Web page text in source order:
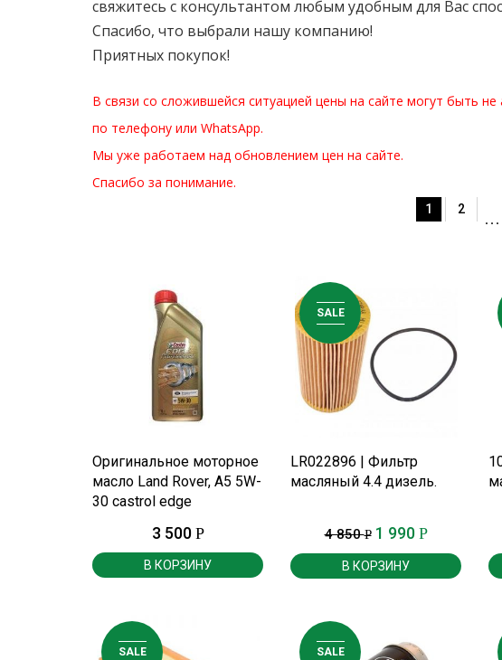
свяжитесь с консультантом любым удобным для Вас
Спасибо, что выбрали нашу компанию!
Приятных покупок!
В связи со сложившейся ситуацией цены на сайте могут быть
по телефону или WhatsApp.
Мы уже работаем над обновлением цен на сайте.
Спасибо за понимание.
1 2 …
ПОДРОБНЕЕ
Оригинальное моторное
масло Land Rover, A5 5W-
30 castrol edge
3 500 Р
В КОРЗИНУ
SALE
ПОДРОБНЕЕ
LR022896 | Фильтр
масляный 4.4 дизель.
4 850Р 1 990 Р
В КОРЗИНУ
SALE SALE